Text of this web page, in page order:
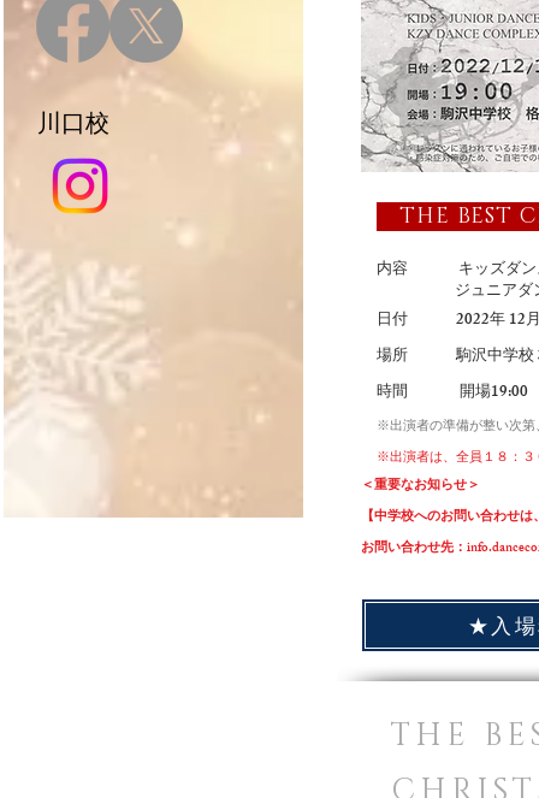
THE BEST
内容 キッズダン
ジュニアダンス
日付 2022年 12月
場所 駒沢中学校
時間 開場19:00
※出演者の準備が整い次
※出演者は、全員１８：
＜重要なお知らせ＞
【中学校へのお問い合わせ
お問い合わせ先：
THE
​ 川口校